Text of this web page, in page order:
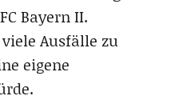
Bayern II.
Ausfälle zu
eigene